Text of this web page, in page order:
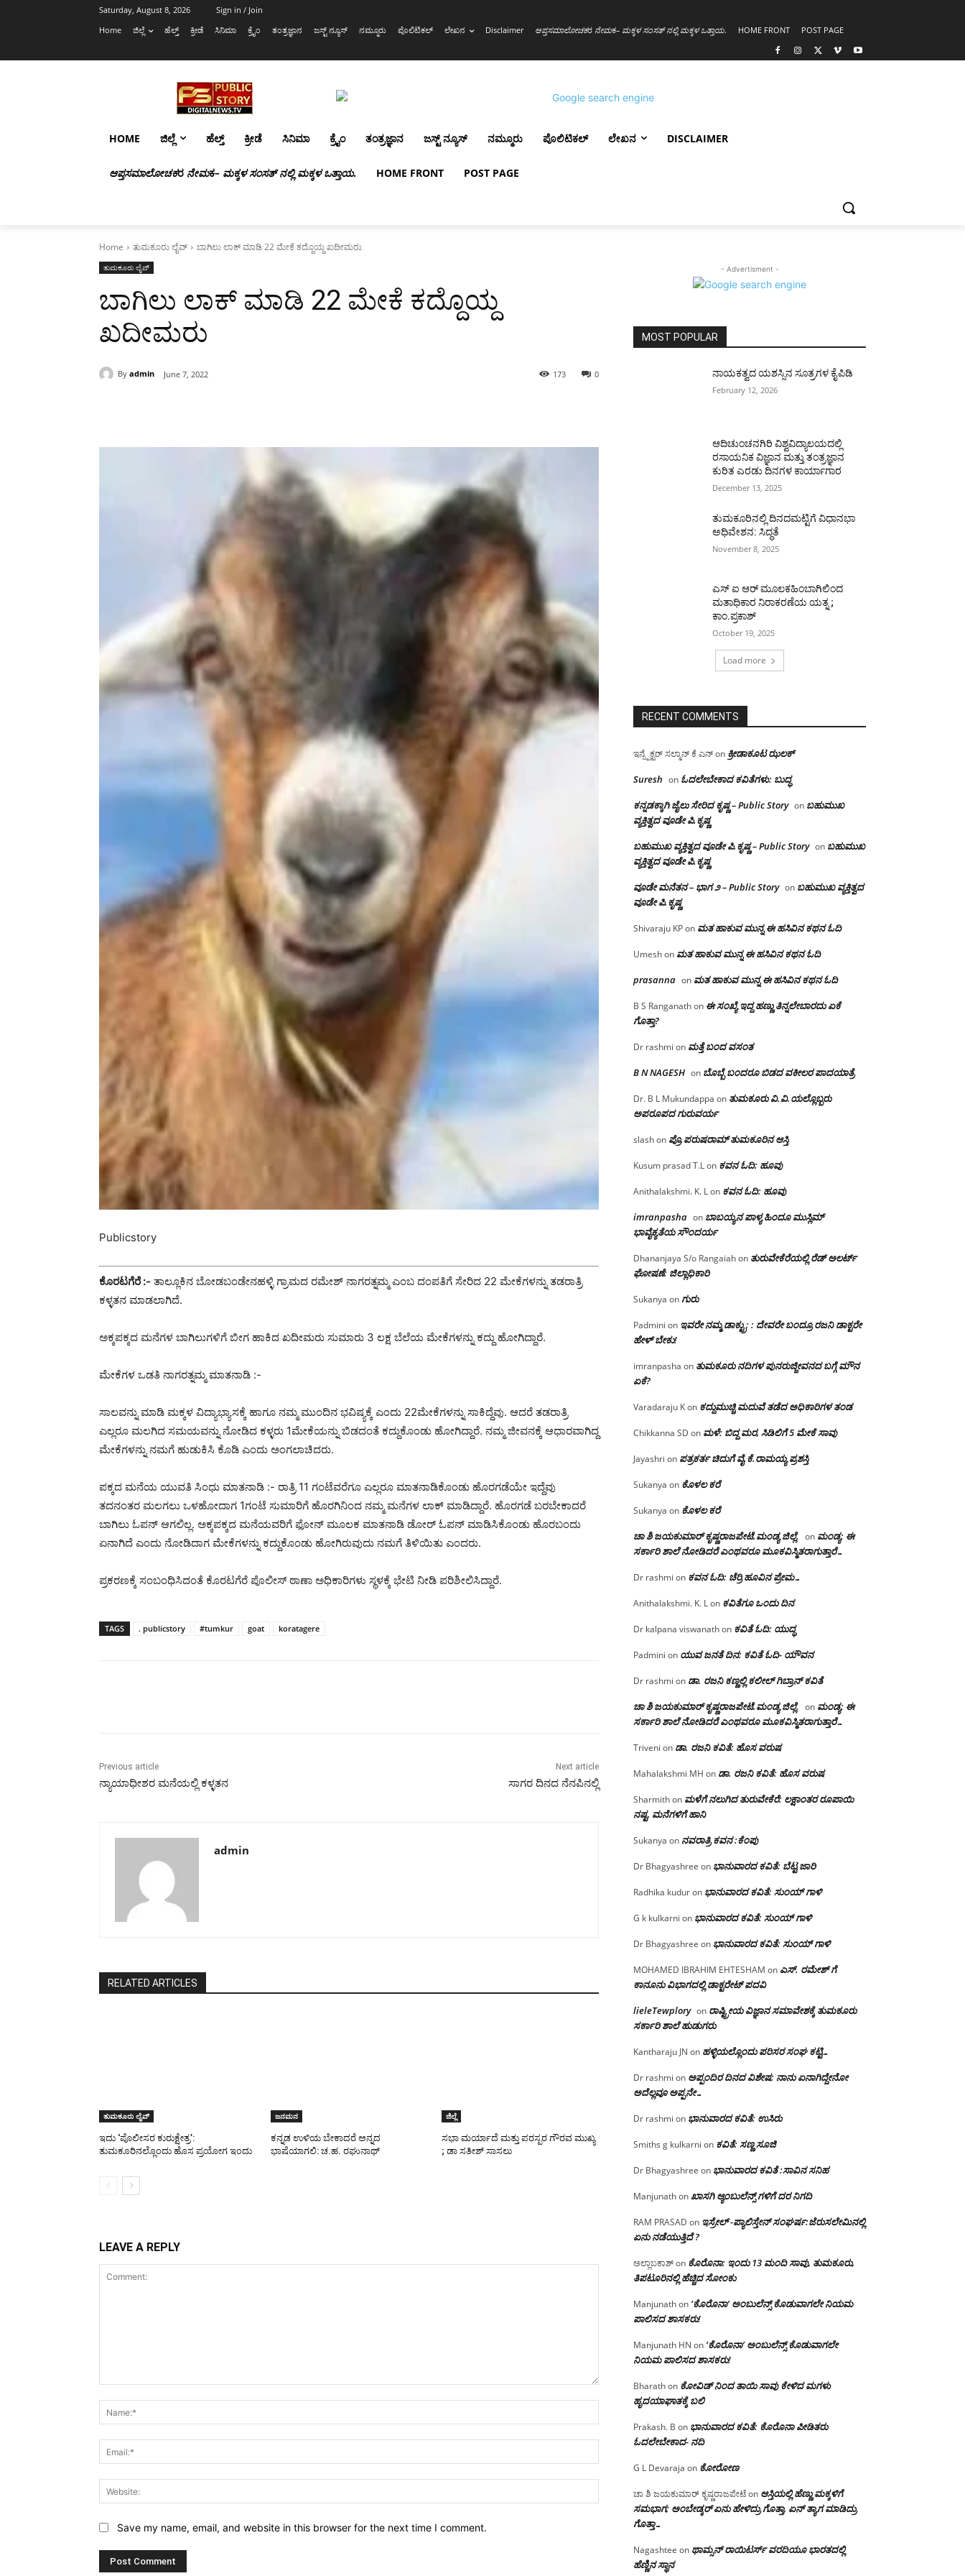
Saturday, August 8, 2026
Sign in / Join
Home
ಜಿಲ್ಲೆ ಹೆಲ್ತ್ ಕ್ರೀಡೆ ಸಿನಿಮಾ ಕ್ರೈಂ ತಂತ್ರಜ್ಞಾನ ಜಸ್ಟ್ ನ್ಯೂಸ್ ನಮ್ಮೂರು ಪೊಲಿಟಿಕಲ್ ಲೇಖನ Disclaimer ಆಪ್ತಸಮಾಲೋಚಕರ ನೇಮಕ– ಮಕ್ಕಳ ಸಂಸತ್ ನಲ್ಲಿ ಮಕ್ಕಳ ಒತ್ತಾಯ. HOME FRONT POST PAGE
HOME ಜಿಲ್ಲೆ ಹೆಲ್ತ್ ಕ್ರೀಡೆ ಸಿನಿಮಾ ಕ್ರೈಂ ತಂತ್ರಜ್ಞಾನ ಜಸ್ಟ್ ನ್ಯೂಸ್ ನಮ್ಮೂರು ಪೊಲಿಟಿಕಲ್ ಲೇಖನ DISCLAIMER
ಆಪ್ತಸಮಾಲೋಚಕರ ನೇಮಕ– ಮಕ್ಕಳ ಸಂಸತ್ ನಲ್ಲಿ ಮಕ್ಕಳ ಒತ್ತಾಯ. HOME FRONT POST PAGE
Home ತುಮಕೂರು ಲೈವ್ ಬಾಗಿಲು ಲಾಕ್ ಮಾಡಿ 22 ಮೇಕೆ ಕದ್ದೊಯ್ದ ಖದೀಮರು
ತುಮಕೂರು ಲೈವ್
ಬಾಗಿಲು ಲಾಕ್ ಮಾಡಿ 22 ಮೇಕೆ ಕದ್ದೊಯ್ದ
ಖದೀಮರು
By admin June 7, 2022 0
173
Publicstory
ಕೊರಟಗೆರೆ :- ತಾಲ್ಲೂಕಿನ ಬೋಡಬಂಡೇನಹಳ್ಳಿ ಗ್ರಾಮದ ರಮೇಶ್ ನಾಗರತ್ನಮ್ಮ ಎಂಬ ದಂಪತಿಗೆ ಸೇರಿದ 22 ಮೇಕೆಗಳನ್ನು ತಡರಾತ್ರಿ
ಕಳ್ಳತನ ಮಾಡಲಾಗಿದೆ.
ಅಕ್ಕಪಕ್ಕದ ಮನೆಗಳ ಬಾಗಿಲುಗಳಿಗೆ ಬೀಗ ಹಾಕಿದ ಖದೀಮರು ಸುಮಾರು 3 ಲಕ್ಷ ಬೆಲೆಯ ಮೇಕೆಗಳನ್ನು ಕದ್ದು ಹೋಗಿದ್ದಾರೆ.
ಮೇಕೆಗಳ ಒಡತಿ ನಾಗರತ್ನಮ್ಮ ಮಾತನಾಡಿ :-
ಸಾಲವನ್ನು ಮಾಡಿ ಮಕ್ಕಳ ವಿದ್ಯಾಭ್ಯಾಸಕ್ಕೆ ಹಾಗೂ ನಮ್ಮ ಮುಂದಿನ ಭವಿಷ್ಯಕ್ಕೆ ಎಂದು 22ಮೇಕೆಗಳನ್ನು ಸಾಕಿದ್ದೆವು. ಆದರೆ ತಡರಾತ್ರಿ
ಎಲ್ಲರೂ ಮಲಗಿದ ಸಮಯವನ್ನು ನೋಡಿದ ಕಳ್ಳರು 1ಮೇಕೆಯನ್ನು ಬಿಡದಂತೆ ಕದ್ದುಕೊಂಡು ಹೋಗಿದ್ದಾರೆ. ನಮ್ಮ ಜೀವನಕ್ಕೆ ಆಧಾರವಾಗಿದ್ದ
ಮೇಕೆಗಳನ್ನು ನಮಗೆ ಹುಡುಕಿಸಿ ಕೊಡಿ ಎಂದು ಅಂಗಲಾಚಿದರು.
ಪಕ್ಕದ ಮನೆಯ ಯುವತಿ ಸಿಂಧು ಮಾತನಾಡಿ :- ರಾತ್ರಿ 11 ಗಂಟೆವರೆಗೂ ಎಲ್ಲರೂ ಮಾತನಾಡಿಕೊಂಡು ಹೊರಗಡೆಯೇ ಇದ್ದೆವು
ತದನಂತರ ಮಲಗಲು ಒಳಹೋದಾಗ 1ಗಂಟೆ ಸುಮಾರಿಗೆ ಹೊರಗಿನಿಂದ ನಮ್ಮ ಮನೆಗಳ ಲಾಕ್ ಮಾಡಿದ್ದಾರೆ. ಹೊರಗಡೆ ಬರಬೇಕಾದರೆ
ಬಾಗಿಲು ಓಪನ್ ಆಗಲಿಲ್ಲ. ಅಕ್ಕಪಕ್ಕದ ಮನೆಯವರಿಗೆ ಫೋನ್ ಮೂಲಕ ಮಾತನಾಡಿ ಡೋರ್ ಓಪನ್ ಮಾಡಿಸಿಕೊಂಡು ಹೊರಬಂದು
ಏನಾಗಿದೆ ಎಂದು ನೋಡಿದಾಗ ಮೇಕೆಗಳನ್ನು ಕದ್ದುಕೊಂಡು ಹೋಗಿರುವುದು ನಮಗೆ ತಿಳಿಯಿತು ಎಂದರು.
ಪ್ರಕರಣಕ್ಕೆ ಸಂಬಂಧಿಸಿದಂತೆ ಕೊರಟಗೆರೆ ಪೊಲೀಸ್ ಠಾಣಾ ಅಧಿಕಾರಿಗಳು ಸ್ಥಳಕ್ಕೆ ಭೇಟಿ ನೀಡಿ ಪರಿಶೀಲಿಸಿದ್ದಾರೆ.
TAGS . publicstory #tumkur goat koratagere
Previous article
ನ್ಯಾಯಾಧೀಶರ ಮನೆಯಲ್ಲಿ ಕಳ್ಳತನ
Next article
ಸಾಗರ ದಿನದ ನೆನಪಿನಲ್ಲಿ
admin
RELATED ARTICLES
ತುಮಕೂರು ಲೈವ್
ಇದು ‘ಪೊಲೀಸರ ಕುರುಕ್ಷೇತ್ರ’:
ತುಮಕೂರಿನಲ್ಲೊಂದು ಹೊಸ ಪ್ರಯೋಗ ಇಂದು
ಜನಮನ
ಕನ್ನಡ ಉಳಿಯ ಬೇಕಾದರೆ ಅನ್ನದ
ಭಾಷೆಯಾಗಲಿ: ಚ.ಹ. ರಘುನಾಥ್
ಜಿಲ್ಲೆ
ಸಭಾ ಮರ್ಯಾದೆ ಮತ್ತು ಪರಸ್ಪರ ಗೌರವ ಮುಖ್ಯ
; ಡಾ ಸತೀಶ್ ಸಾಸಲು
LEAVE A REPLY
Save my name, email, and website in this browser for the next time I comment.
- Advertisment -
MOST POPULAR
ನಾಯಕತ್ವದ ಯಶಸ್ಸಿನ ಸೂತ್ರಗಳ ಕೈಪಿಡಿ
February 12, 2026
ಆದಿಚುಂಚನಗಿರಿ ವಿಶ್ವವಿದ್ಯಾಲಯದಲ್ಲಿ
ರಸಾಯನಿಕ ವಿಜ್ಞಾನ ಮತ್ತು ತಂತ್ರಜ್ಞಾನ
ಕುರಿತ ಎರಡು ದಿನಗಳ ಕಾರ್ಯಾಗಾರ
December 13, 2025
ತುಮಕೂರಿನಲ್ಲಿ ದಿನದಮಟ್ಟಿಗೆ ವಿಧಾನಭಾ
ಅಧಿವೇಶನ: ಸಿದ್ಧತೆ
November 8, 2025
ಎಸ್ ಐ ಆರ್ ಮೂಲಕಹಿಂಬಾಗಿಲಿಂದ
ಮತಾಧಿಕಾರ ನಿರಾಕರಣೆಯ ಯತ್ನ ;
ಕಾಂ.ಪ್ರಕಾಶ್
October 19, 2025
Load more
RECENT COMMENTS
ಇನ್ಸ್ಪೆಕ್ಟರ್ ಸಲ್ಮಾನ್ ಕೆ ಎನ್on ಕ್ರೀಡಾಕೂಟ ಝಲಕ್
Suresh on ಓದಲೇಬೇಕಾದ‌ ಕವಿತೆಗಳು: ಬುದ್ಧ
ಕನ್ನಡಕ್ಕಾಗಿ ಜೈಲು ಸೇರಿದ ಕೃಷ್ಣ – Public Story on ಬಹುಮುಖ
ವ್ಯಕ್ತಿತ್ವದ ವೂಡೇ ಪಿ.ಕೃಷ್ಣ
ಬಹುಮುಖ ವ್ಯಕ್ತಿತ್ವದ ವೂಡೇ ಪಿ.ಕೃಷ್ಣ – Public Story on ಬಹುಮುಖ
ವ್ಯಕ್ತಿತ್ವದ ವೂಡೇ ಪಿ.ಕೃಷ್ಣ
ವೂಡೇ ಮನೆತನ – ಭಾಗ ೨ – Public Story on ಬಹುಮುಖ ವ್ಯಕ್ತಿತ್ವದ
ವೂಡೇ ಪಿ.ಕೃಷ್ಣ
Shivaraju KPon ಮತ ಹಾಕುವ ಮುನ್ನ ಈ ಹಸಿವಿನ ಕಥನ ಓದಿ
Umeshon ಮತ ಹಾಕುವ ಮುನ್ನ ಈ ಹಸಿವಿನ ಕಥನ ಓದಿ
prasanna on ಮತ ಹಾಕುವ ಮುನ್ನ ಈ ಹಸಿವಿನ ಕಥನ ಓದಿ
B S Ranganathon ಈ ಸಂಖ್ಯೆ ಇದ್ದ ಹಣ್ಣು ತಿನ್ನಲೇಬಾರದು ಏಕೆ
ಗೊತ್ತಾ?
Dr rashmi on ಮತ್ತೆ ಬಂದ ವಸಂತ
B N NAGESH on ಬೊಬ್ಬೆ ಬಂದರೂ ಬಿಡದ ವಕೀಲರ ಪಾದಯಾತ್ರೆ
Dr. B L Mukundappa on ತುಮಕೂರು‌ ವಿ.ವಿ.ಯಲ್ಲೊಬ್ಬರು
ಅಪರೂಪದ ಗುರುವರ್ಯ
slashon ಪ್ರೊ.ಪರುಷರಾಮ್ ತುಮಕೂರಿನ ಆಸ್ತಿ
Kusum prasad T.Lon ಕವನ ಓದಿ: ಹೂವು
Anithalakshmi. K. Lon ಕವನ ಓದಿ: ಹೂವು
imranpasha on ಬಾಬಯ್ಯನ ಪಾಳ್ಯ ಹಿಂದೂ ಮುಸ್ಲಿಮ್
ಭಾವೈಕ್ಯತೆಯ ಸೌಂದರ್ಯ
Dhananjaya S/o Rangaiahon ತುರುವೇಕೆರೆಯಲ್ಲಿ ರೆಡ್ ಅಲರ್ಟ್
ಘೋಷಣೆ: ಜಿಲ್ಲಾಧಿಕಾರಿ
Sukanya onಗುರು
Padmini on ಇವರೇ ನಮ್ಮ ಡಾಕ್ಟ್ರು; : ದೇವರೇ ಬಂದ್ರೂ ರಜನಿ ಡಾಕ್ಟರೇ
ಹೇಳ್ ಬೇಕು!
imranpasha on ತುಮಕೂರು ನದಿಗಳ ಪುನರುಜ್ಜೀವನದ ಬಗ್ಗೆ ಮೌನ
ಏಕೆ?
Varadaraju Kon ಕದ್ದುಮುಚ್ಚಿ ಮದುವೆ ತಡೆದ ಅಧಿಕಾರಿಗಳ ತಂಡ
Chikkanna SD on ಮಳೆ: ಬಿದ್ದ ಮರ, ಸಿಡಿಲಿಗೆ 5 ಮೇಕೆ ಸಾವು
Jayashri on ಪತ್ರಕರ್ತ ಚಿದುಗೆ ವೈ.ಕೆ.ರಾಮಯ್ಯ ಪ್ರಶಸ್ತಿ
Sukanya on ಕೊಳಲ ಕರೆ
Sukanya on ಕೊಳಲ ಕರೆ
ಚಾ ಶಿ ಜಯಕುಮಾರ್ ಕೃಷ್ಣರಾಜಪೇಟೆ.ಮಂಡ್ಯ ಜಿಲ್ಲೆ. on ಮಂಡ್ಯ: ಈ
ಸರ್ಕಾರಿ ಶಾಲೆ ನೋಡಿದರೆ ಎಂಥವರೂ ಮೂಕವಿಸ್ಮಿತರಾಗುತ್ತಾರೆ…
Dr rashmi on ಕವನ ಓದಿ: ಚೆರ್ರಿ ಹೂವಿನ ಪ್ರೇಮ…
Anithalakshmi. K. Lon ಕವಿತೆಗೂ ಒಂದು ದಿನ
Dr kalpana viswanathon ಕವಿತೆ ಓದಿ: ಯುದ್ಧ
Padmini on ಯುವ ಜನತೆ ದಿನ: ಕವಿತೆ ಓದಿ- ಯೌವನ
Dr rashmi on ಡಾ. ರಜನಿ‌ ಕಣ್ಣಲ್ಲಿ ಕಲೀಲ್ ಗಿಬ್ರಾನ್ ಕವಿತೆ
ಚಾ ಶಿ ಜಯಕುಮಾರ್ ಕೃಷ್ಣರಾಜಪೇಟೆ.ಮಂಡ್ಯ ಜಿಲ್ಲೆ. on ಮಂಡ್ಯ: ಈ
ಸರ್ಕಾರಿ ಶಾಲೆ ನೋಡಿದರೆ ಎಂಥವರೂ ಮೂಕವಿಸ್ಮಿತರಾಗುತ್ತಾರೆ…
Triveni on ಡಾ. ರಜನಿ ಕವಿತೆ: ಹೊಸ ವರುಷ
Mahalakshmi MH on ಡಾ. ರಜನಿ ಕವಿತೆ: ಹೊಸ ವರುಷ
Sharmithon ಮಳೆಗೆ ನಲುಗಿದ ತುರುವೇಕೆರೆ: ಲಕ್ಷಾಂತರ ರೂಪಾಯಿ
ನಷ್ಟ, ಮನೆಗಳಿಗೆ ಹಾನಿ
Sukanya on ನವರಾತ್ರಿ ಕವನ :ಕೆಂಪು
Dr Bhagyashree on ಭಾನುವಾರದ ಕವಿತೆ: ಬೆಟ್ಟ ಜಾರಿ
Radhika kuduron ಭಾನುವಾರದ ಕವಿತೆ: ಸುಂಯ್ ಗಾಳಿ
G k kulkarni on ಭಾನುವಾರದ ಕವಿತೆ: ಸುಂಯ್ ಗಾಳಿ
Dr Bhagyashree on ಭಾನುವಾರದ ಕವಿತೆ: ಸುಂಯ್ ಗಾಳಿ
MOHAMED IBRAHIM EHTESHAM on ಎಸ್. ರಮೇಶ್ ಗೆ
ಕಾನೂನು ವಿಭಾಗದಲ್ಲಿ ಡಾಕ್ಟರೇಟ್ ಪದವಿ
lieleTewplory on ರಾಷ್ಟ್ರೀಯ ವಿಜ್ಞಾನ ಸಮಾವೇಶಕ್ಕೆ‌ ತುಮಕೂರು
ಸರ್ಕಾರಿ ಶಾಲೆ ಹುಡುಗರು
Kantharaju JN on ಹಳ್ಳಿಯಲ್ಲೊಂದು ಪರಿಸರ ಸಂಘ ಕಟ್ಟಿ…
Dr rashmi on ಅಪ್ಪಂದಿರ ದಿನದ ವಿಶೇಷ: ನಾನು ಏನಾಗಿದ್ದೇನೋ‌
ಅದೆಲ್ಲವೂ ಅಪ್ಪನೇ…
Dr rashmi on ಭಾನುವಾರದ ಕವಿತೆ: ಉಸಿರು
Smiths g kulkarni on ಕವಿತೆ: ಸಣ್ಣ ಸೂಜಿ
Dr Bhagyashree on ಭಾನುವಾರದ ಕವಿತೆ :ಸಾವಿನ ಸನಿಹ
Manjunathonಖಾಸಗಿ ಆ್ಯಂಬುಲೆನ್ಸ್ ಗಳಿಗೆ ದರ ನಿಗದಿ
RAM PRASAD on ಇಸ್ರೇಲ್ -ಪ್ಯಾಲಿಸ್ತೇನ್ ಸಂಘರ್ಷ:ಜೆರುಸಲೇಮಿನಲ್ಲಿ
ಏನು ನಡೆಯುತ್ತಿದೆ ?
ಅಲ್ಲಾಬಕಾಶ್on ಕೊರೊನಾ: ಇಂದು 13 ಮಂದಿ ಸಾವು, ತುಮಕೂರು,
ತಿಪಟೂರಿನಲ್ಲಿ ಹೆಚ್ಚಿದ ಸೋಂಕು
Manjunathon ‘ಕೊರೊನಾ’ ಅಂಬುಲೆನ್ಸ್ ಕೊಡುವಾಗಲೇ ನಿಯಮ
ಪಾಲಿಸದ ಶಾಸಕರು!
Manjunath HN on ‘ಕೊರೊನಾ’ ಅಂಬುಲೆನ್ಸ್ ಕೊಡುವಾಗಲೇ
ನಿಯಮ ಪಾಲಿಸದ ಶಾಸಕರು!
Bharathon ಕೋವಿಡ್ ನಿಂದ ತಾಯಿ ಸಾವು ಕೇಳಿದ ಮಗಳು
ಹೃದಯಾಘಾತಕ್ಕೆ ಬಲಿ
Prakash. B on ಭಾನುವಾರದ ಕವಿತೆ: ಕೊರೊನಾ ಪೀಡಿತರು
ಓದಲೇಬೇಕಾದ- ನದಿ
G L Devaraja on ಕೋರೋಣ
ಚಾ ಶಿ ಜಯಕುಮಾರ್ ಕೃಷ್ಣರಾಜಪೇಟೆon ಆಸ್ತಿಯಲ್ಲಿ ಹೆಣ್ಣು ಮಕ್ಕಳಿಗೆ
ಸಮಭಾಗ; ಅಂಬೇಡ್ಕರ್ ಏನು ಹೇಳಿದ್ರು ಗೊತ್ತಾ, ಏನ್ ತ್ಯಾಗ ಮಾಡಿದ್ರು
ಗೊತ್ತಾ…
Nagashtee on ಥಾಮ್ಸನ್ ರಾಯಿಟರ್ಸ್ ವರದಿಯೂ ಭಾರತದಲ್ಲಿ
ಹೆಣ್ಣಿನ ಸ್ಥಾನ‌